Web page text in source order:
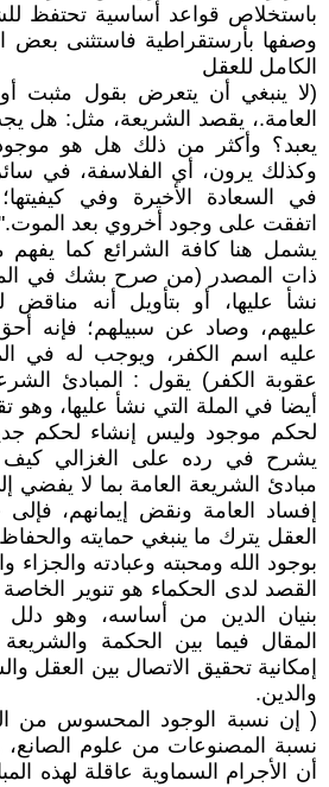
باستخلاص قواعد أساسية تحتفظ
وصفها بأرستقراطية فاستثنى بعض
الكامل للعقل
(لا ينبغي أن يتعرض بقول مثبت
العامة.، يقصد الشريعة، مثل: هل
يعبد؟ وأكثر من ذلك هل هو
وكذلك يرون، أي الفلاسفة، في
في السعادة الأخيرة وفي
اتفقت على وجود أخروي بعد الموت.") ـ
يشمل هنا كافة الشرائع كما
ذات المصدر (من صرح بشك في
نشأ عليها، أو بتأويل أنه مناقض
عليهم، وصاد عن سبيلهم؛ فإنه
عليه اسم الكفر، ويوجب له في
عقوبة الكفر) يقول : المبادئ
أيضا في الملة التي نشأ عليها، وهو
لحكم موجود وليس إنشاء لحكم
يشرح في رده على الغزالي
مبادئ الشريعة العامة بما لا يفضي
إفساد العامة ونقض إيمانهم،
العقل يترك ما ينبغي حمايته
بوجود الله ومحبته وعبادته والجزاء
القصد لدى الحكماء هو تنوير
بنيان الدين من أساسه، وهو
المقال فيما بين الحكمة
إمكانية تحقيق الاتصال بين العقل
والدين.
( إن نسبة الوجود المحسوس من
نسبة المصنوعات من علوم الصانع،
أن الأجرام السماوية عاقلة لهذه